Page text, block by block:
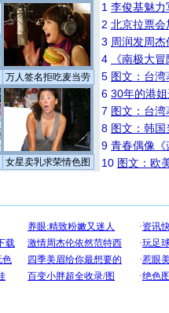
万人签名拒吃麦当劳
女星卖乳求荣情色图
1 李俊基魅力
2 北京拉票
3 周润发周
4
《南极大
5 图文：台
6 30年的港
7 图文：台
8 图文：韩
9 青春偶像《
10 图文：欧